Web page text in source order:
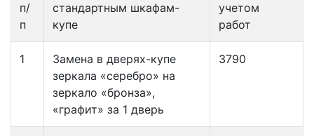
п/
п
стандартным шкафам-
купе
учетом
работ
1
Замена в дверях-купе
зеркала «серебро» на
зеркало «бронза»,
«графит» за 1 дверь
3790